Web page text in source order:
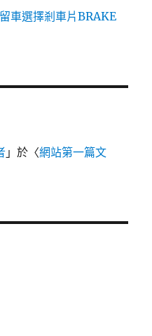
車選擇剎車片BRAKE
」於〈網站第一篇文